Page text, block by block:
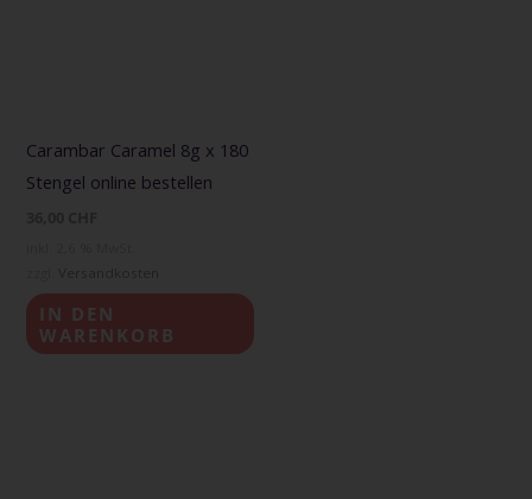
Carambar Caramel 8g x 180
Stengel online bestellen
IN DEN
WARENKORB